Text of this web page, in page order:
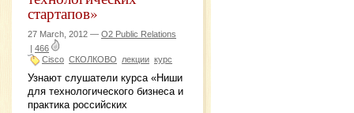
стартапов»
27 March, 2012 — O2 Public Relations
| 466
Cisco СКОЛКОВО лекции курс
Узнают слушатели курса «Ниши
для технологического бизнеса и
практика российских